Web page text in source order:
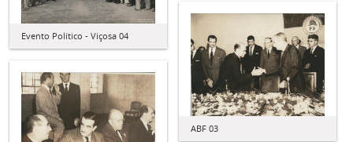
Evento Político - Viçosa 04
ABF 03